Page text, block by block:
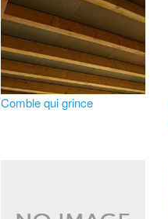
Comble qui grince